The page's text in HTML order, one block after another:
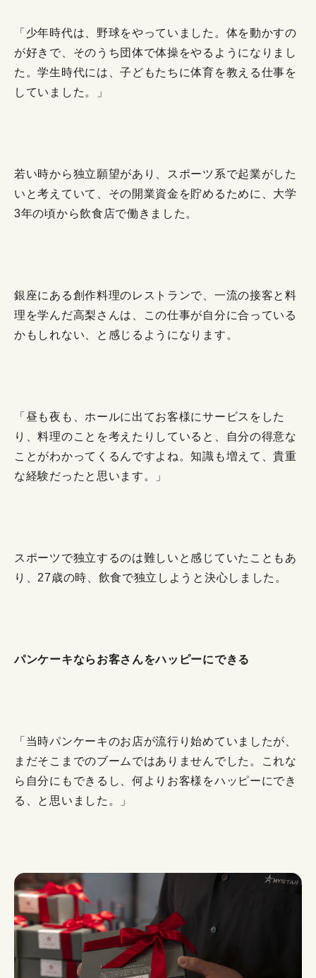
「少年時代は、野球をやっていました。体を動かすの
が好きで、そのうち団体で体操をやるようになりまし
た。学生時代には、子どもたちに体育を教える仕事を
していました。」
若い時から独立願望があり、スポーツ系で起業がした
いと考えていて、その開業資金を貯めるために、大学
3年の頃から飲食店で働きました。
銀座にある創作料理のレストランで、一流の接客と料
理を学んだ高梨さんは、この仕事が自分に合っている
かもしれない、と感じるようになります。
「昼も夜も、ホールに出てお客様にサービスをした
り、料理のことを考えたりしていると、自分の得意な
ことがわかってくるんですよね。知識も増えて、貴重
な経験だったと思います。」
スポーツで独立するのは難しいと感じていたこともあ
り、27歳の時、飲食で独立しようと決心しました。
パンケーキならお客さんをハッピーにできる
「当時パンケーキのお店が流行り始めていましたが、
まだそこまでのブームではありませんでした。これな
ら自分にもできるし、何よりお客様をハッピーにでき
る、と思いました。」